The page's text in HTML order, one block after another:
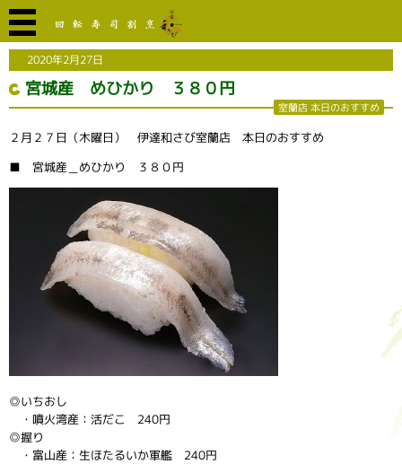
2020年2月27日
宮城産 めひかり ３８０円
室蘭店 本日のおすすめ
２月２７日（木曜日） 伊達和さび室蘭店 本日のおすすめ
■ 宮城産＿めひかり ３８０円
◎いちおし
・噴火湾産：活だこ 240円
◎握り
・富山産：生ほたるいか軍艦 240円